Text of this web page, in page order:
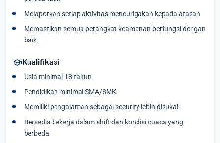
Melaporkan setiap aktivitas mencurigakan kepada atasan
Memastikan semua perangkat keamanan berfungsi dengan
baik
schoolKualifikasi
Usia minimal 18 tahun
Pendidikan minimal SMA/SMK
Memiliki pengalaman sebagai security lebih disukai
Bersedia bekerja dalam shift dan kondisi cuaca yang
berbeda